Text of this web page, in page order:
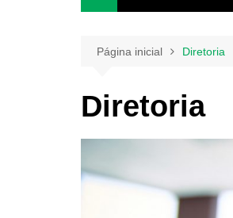
Página inicial Diretoria
Diretoria